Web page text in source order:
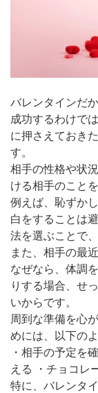
バレンタインだ
成功するわけで
に押さえておき
す。
相手の性格や状
ける相手のこと
例えば、恥ずか
白をすることは
法を選ぶことで
また、相手の最
なぜなら、体調
りする場合、せ
いからです。
周到な準備を心
めには、以下の
・相手の予定を
える ・チョコレ
特に、バレンタ